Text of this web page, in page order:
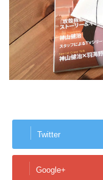
Twitter
Google+